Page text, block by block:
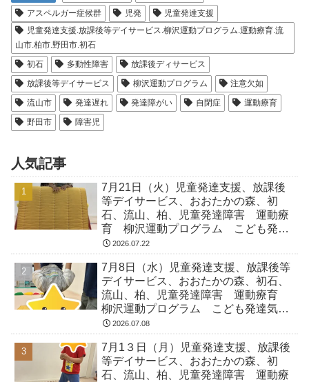
アスペルガー症候群
児発
児童発達支援
児童発達支援.放課後等デイサービス.柳沢運動プログラム.運動療育.流
山市.柏市.野田市.初石
初石
多動性障害
放課後ディサービス
放課後等デイサービス
柳沢運動プログラム
注意欠如
流山市
発達遅れ 発達障がい 自閉症
運動療育
野田市
障害児
人気記事
7月21日（火）児童発達支援、放課後
等デイサービス、おおたかの森、初
石、流山、柏、児童発達障害 運動療
育 柳沢運動プログラム こども発達
気になる 発達障害 放デイ 自閉
2026.07.22
7月8日（水）児童発達支援、放課後等
デイサービス、おおたかの森、初石、
流山、柏、児童発達障害 運動療育
柳沢運動プログラム こども発達気に
なる 発達障害 放デイ 自閉症
2026.07.08
7月1３日（月）児童発達支援、放課後
等デイサービス、おおたかの森、初
石、流山、柏、児童発達障害 運動療